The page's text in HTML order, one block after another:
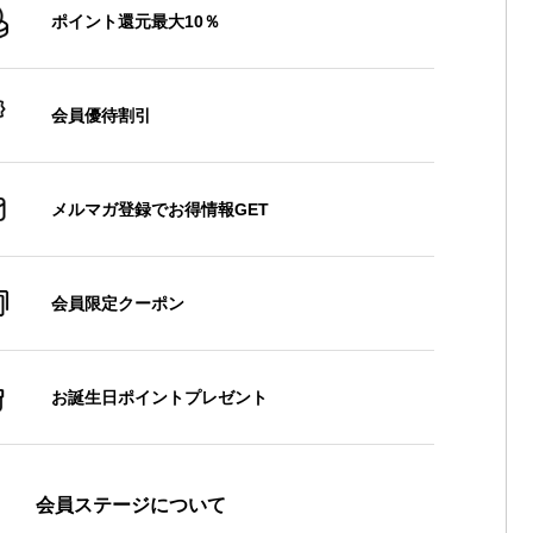
ポイント還元最大10％
会員優待割引
メルマガ登録でお得情報GET
会員限定クーポン
お誕生日ポイントプレゼント
会員ステージについて